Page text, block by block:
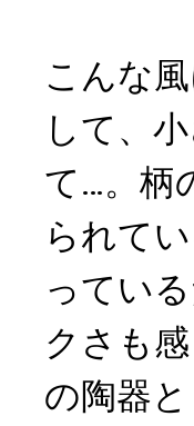
こんな
して、
て…。柄
られて
ってい
クさも
の陶器